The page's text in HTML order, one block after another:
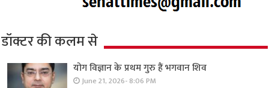
डॉक्टर की कलम से
योग विज्ञान के प्रथम गुरु हैं भगवान शिव
June 21, 2026- 8:06 PM